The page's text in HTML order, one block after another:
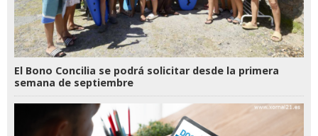
El Bono Concilia se podrá solicitar desde la primera
semana de septiembre